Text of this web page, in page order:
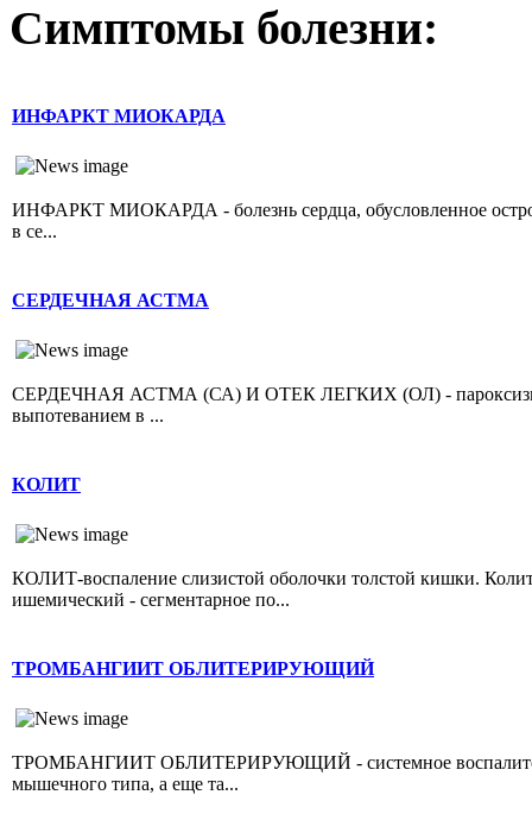
Симптомы болезни:
ИНФАРКТ МИОКАРДА
ИНФАРКТ МИОКАРДА - болезнь сердца, обусловленное острой
в се...
СЕРДЕЧНАЯ АСТМА
СЕРДЕЧНАЯ АСТМА (СА) И ОТЕК ЛЕГКИХ (ОЛ) -
выпотеванием в ...
КОЛИТ
КОЛИТ-воспаление слизистой оболочки толстой кишки.
ишемический - сегментарное по...
ТРОМБАНГИИТ ОБЛИТЕРИРУЮЩИЙ
ТРОМБАНГИИТ ОБЛИТЕРИРУЮЩИЙ - системное
мышечного типа, а еще та...